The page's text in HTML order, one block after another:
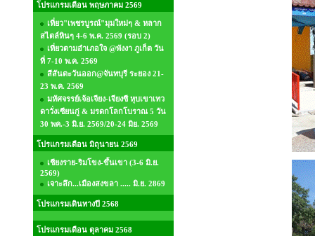
โปรแกรมเดือน พฤษภาคม 2569
เที่ยว"เพชรบูรณ์"มุมใหม่ๆ & หลาก
สไตล์หินๆ 4-6 พ.ค. 2569 (รอบ 2)
เที่ยวตามอำเภอใจ @พังงา ภูเก็ต วัน
ที่ 7-10 พ.ค. 2569
สีสันตะวันออก@จันทบุรี ระยอง 21-
23 พ.ค. 2569
มหัศจรรย์เจ้อเจียง-เจียงซี หุบเขาเทว
ดาวั่งเซียนกู่ & มรดกโลกโบราณ 5 วัน
30 พค.-3 มิ.ย. 2569/20-24 มิย. 2569
โปรแกรมเดือน มิถุนายน 2569
เชียงราย-ริมโขง-ขึ้นเขา (3-6 มิ.ย.
2569)
เจาะลึก...เมืองสงขลา ..... มิ.ย. 2869
โปรแกรมเดินทางปี 2568
โปรแกรมเดือน ตุลาคม 2568